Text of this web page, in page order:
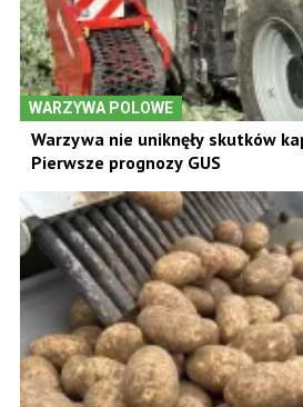
WARZYWA POLOWE
Warzywa nie uniknęły skutków
Pierwsze prognozy GUS